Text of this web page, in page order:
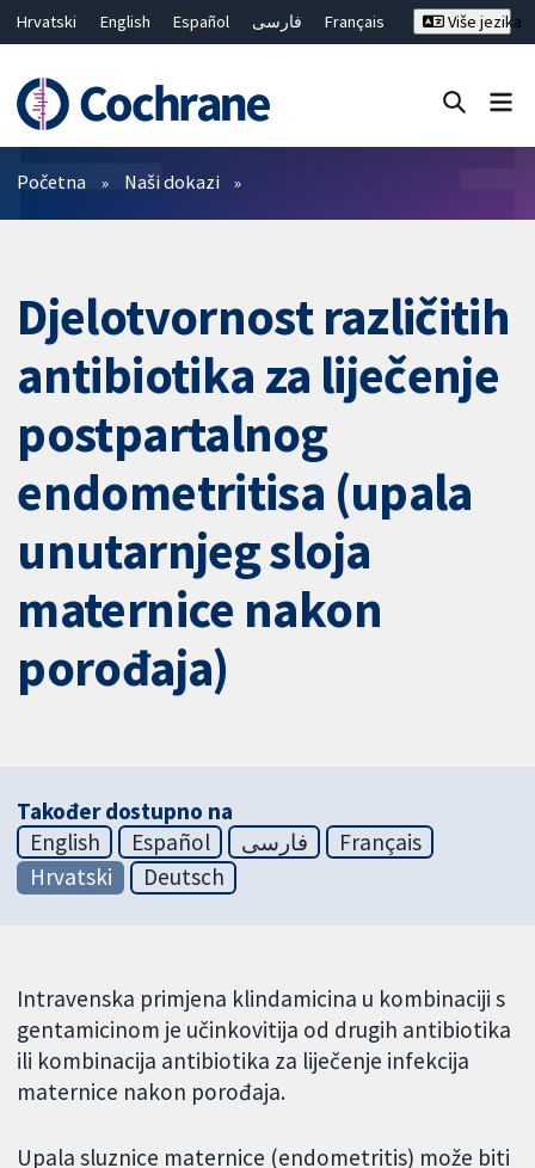
Hrvatski English Español فارسی
Français
繁體中文
简体中文
Više jezika
Prečistači
Početna Naši dokazi
Djelotvornost različitih
antibiotika za liječenje
postpartalnog
endometritisa (upala
unutarnjeg sloja
maternice nakon
porođaja)
Također dostupno na
English
Español فارسی
Français
Hrvatski
Deutsch
Intravenska primjena klindamicina u kombinaciji s
gentamicinom je učinkovitija od drugih antibiotika
ili kombinacija antibiotika za liječenje infekcija
maternice nakon porođaja.
Upala sluznice maternice (endometritis) može biti